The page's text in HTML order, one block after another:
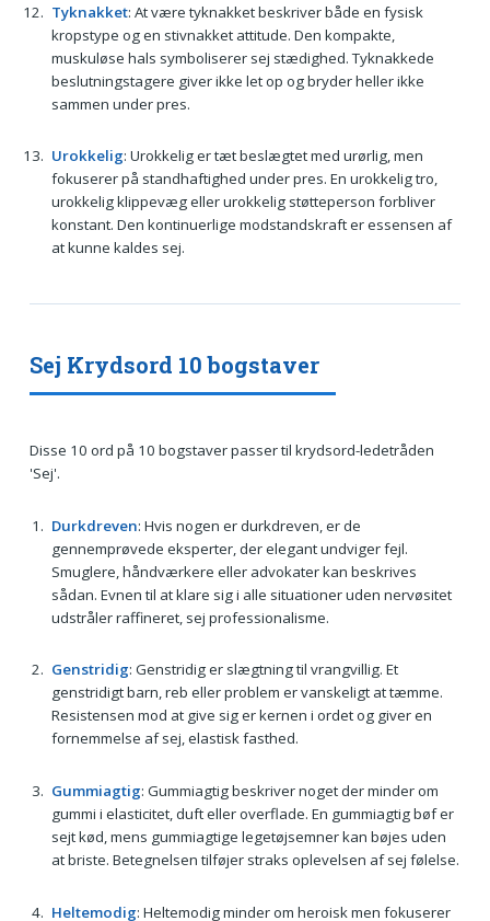
Tyknakket: At være tyknakket beskriver både en fysisk
kropstype og en stivnakket attitude. Den kompakte,
muskuløse hals symboliserer sej stædighed. Tyknakkede
beslutningstagere giver ikke let op og bryder heller ikke
sammen under pres.
Urokkelig: Urokkelig er tæt beslægtet med urørlig, men
fokuserer på standhaftighed under pres. En urokkelig tro,
urokkelig klippevæg eller urokkelig støtteperson forbliver
konstant. Den kontinuerlige modstandskraft er essensen af
at kunne kaldes sej.
Sej Krydsord 10 bogstaver
Disse 10 ord på 10 bogstaver passer til krydsord-ledetråden
'Sej'.
Durkdreven: Hvis nogen er durkdreven, er de
gennemprøvede eksperter, der elegant undviger fejl.
Smuglere, håndværkere eller advokater kan beskrives
sådan. Evnen til at klare sig i alle situationer uden nervøsitet
udstråler raffineret, sej professionalisme.
Genstridig: Genstridig er slægtning til vrangvillig. Et
genstridigt barn, reb eller problem er vanskeligt at tæmme.
Resistensen mod at give sig er kernen i ordet og giver en
fornemmelse af sej, elastisk fasthed.
Gummiagtig: Gummiagtig beskriver noget der minder om
gummi i elasticitet, duft eller overflade. En gummiagtig bøf er
sejt kød, mens gummiagtige legetøjsemner kan bøjes uden
at briste. Betegnelsen tilføjer straks oplevelsen af sej følelse.
Heltemodig: Heltemodig minder om heroisk men fokuserer